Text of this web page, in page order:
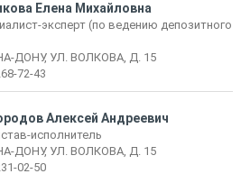
Елена Михайловна
эксперт (по ведению депозитного
ДОНУ, УЛ. ВОЛКОВА, Д. 15
72-43
Алексей Андреевич
исполнитель
ДОНУ, УЛ. ВОЛКОВА, Д. 15
02-50